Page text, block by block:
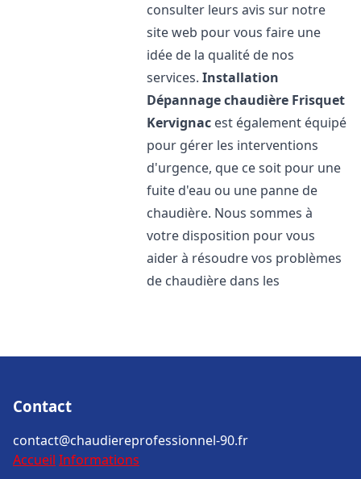
consulter leurs avis sur notre
site web pour vous faire une
idée de la qualité de nos
services.Installation
Dépannage chaudière Frisquet
Kervignac est également équipé
pour gérer les interventions
d'urgence, que ce soit pour une
fuite d'eau ou une panne de
chaudière. Nous sommes à
votre disposition pour vous
aider à résoudre vos problèmes
de chaudière dans les
Contact
contact@chaudiereprofessionnel-90.fr
Accueil Informations